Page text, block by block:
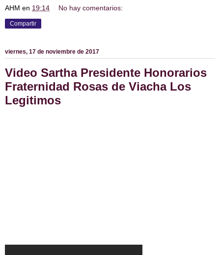
AHM en 19:14 No hay comentarios:
Compartir
viernes, 17 de noviembre de 2017
Video Sartha Presidente Honorarios
Fraternidad Rosas de Viacha Los
Legitimos